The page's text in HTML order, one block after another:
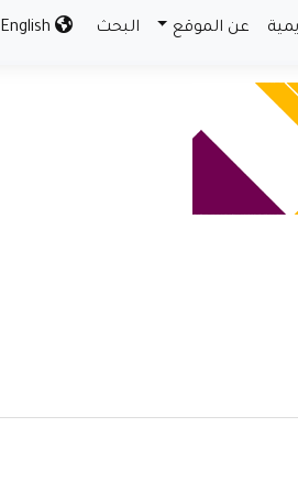
عن الموقع البحث